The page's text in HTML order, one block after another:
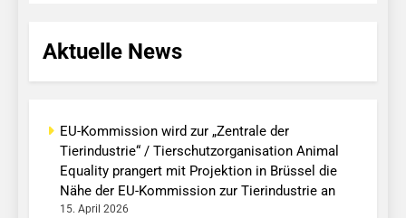
Aktuelle News
EU-Kommission wird zur „Zentrale der
Tierindustrie“ / Tierschutzorganisation Animal
Equality prangert mit Projektion in Brüssel die
Nähe der EU-Kommission zur Tierindustrie an
15. April 2026